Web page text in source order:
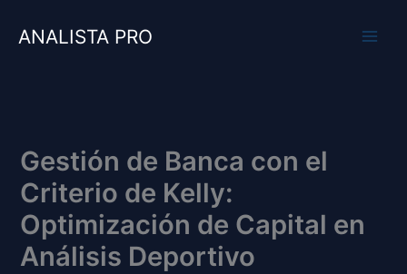
ANALISTA PRO
Gestión de Banca con el
Criterio de Kelly:
Optimización de Capital en
Análisis Deportivo